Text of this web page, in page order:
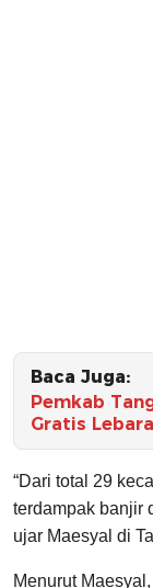
Baca Juga:
Pemkab
Gratis
“Dari total 29
terdampak banjir
ujar Maesyal di
Menurut